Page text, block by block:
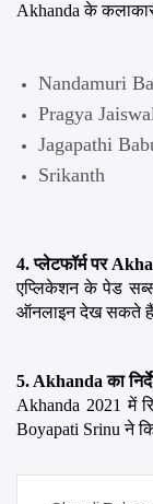
Akhanda के
Nandamuri
Pragya
Jagapathi
Srikanth
4. प्लेटफॉर्म पर
एप्लिकेशन के पेड
ऑनलाइन देख सकते
5. Akhanda का
Akhanda 2021 में
Boyapati Srinu ने